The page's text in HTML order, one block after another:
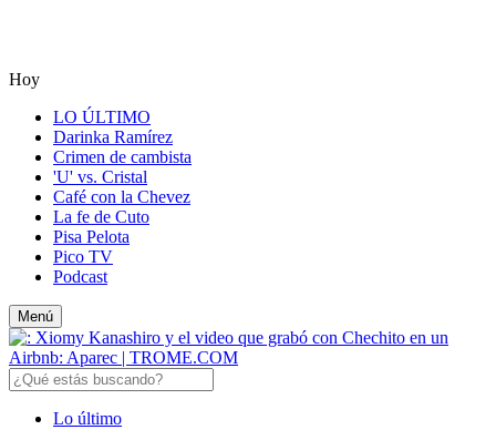
Hoy
LO ÚLTIMO
Darinka Ramírez
Crimen de cambista
'U' vs. Cristal
Café con la Chevez
La fe de Cuto
Pisa Pelota
Pico TV
Podcast
Menú
Lo último